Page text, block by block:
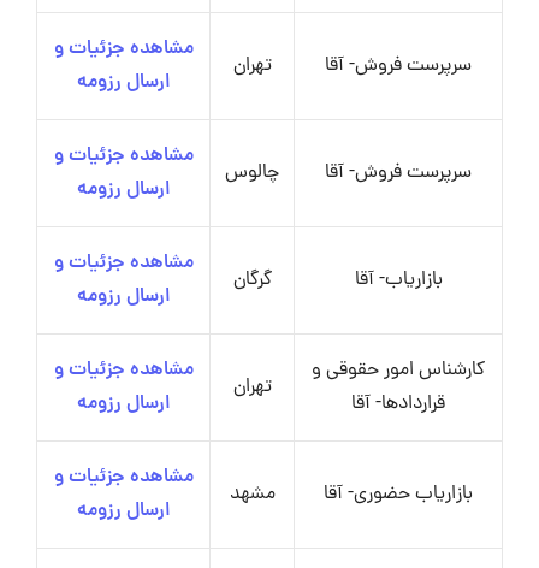
سرپرست فروش- آقا تهران
مشاهده جزئیات و
ارسال رزومه
سرپرست فروش- آقا چالوس
مشاهده جزئیات و
ارسال رزومه
بازاریاب- آقا گرگان
مشاهده جزئیات و
ارسال رزومه
کارشناس امور حقوقی و
قراردادها- آقا
تهران
مشاهده جزئیات و
ارسال رزومه
بازاریاب حضوری- آقا مشهد
مشاهده جزئیات و
ارسال رزومه